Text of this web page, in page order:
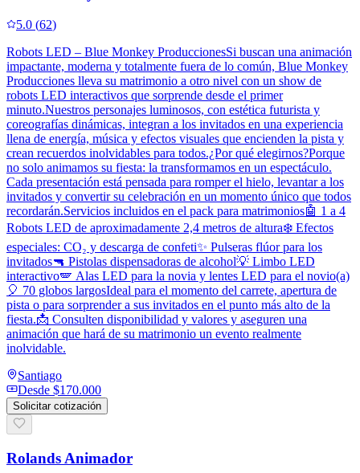
5.0 (62)
Robots LED – Blue Monkey ProduccionesSi buscan una animación
impactante, moderna y totalmente fuera de lo común, Blue Monkey
Producciones lleva su matrimonio a otro nivel con un show de
robots LED interactivos que sorprende desde el primer
minuto.Nuestros personajes luminosos, con estética futurista y
coreografías dinámicas, integran a los invitados en una experiencia
llena de energía, música y efectos visuales que encienden la pista y
crean recuerdos inolvidables para todos.¿Por qué elegirnos?Porque
no solo animamos su fiesta: la transformamos en un espectáculo.
Cada presentación está pensada para romper el hielo, levantar a los
invitados y convertir su celebración en un momento único que todos
recordarán.Servicios incluidos en el pack para matrimonios🤖 1 a 4
Robots LED de aproximadamente 2,4 metros de altura❄️ Efectos
especiales: CO₂ y descarga de confeti✨ Pulseras flúor para los
invitados🔫 Pistolas dispensadoras de alcohol💡 Limbo LED
interactivo🪽 Alas LED para la novia y lentes LED para el novio(a)
🎈 70 globos largosIdeal para el momento del carrete, apertura de
pista o para sorprender a sus invitados en el punto más alto de la
fiesta.📩 Consulten disponibilidad y valores y aseguren una
animación que hará de su matrimonio un evento realmente
inolvidable.
Santiago
Desde $170.000
Solicitar cotización
Rolands Animador